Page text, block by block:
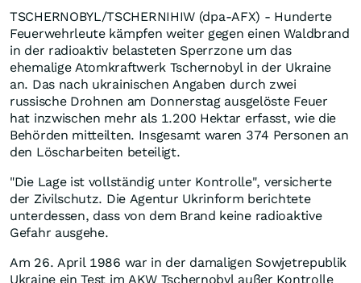
TSCHERNOBYL/TSCHERNIHIW (dpa-AFX) - Hunderte
Feuerwehrleute kämpfen weiter gegen einen Waldbrand
in der radioaktiv belasteten Sperrzone um das
ehemalige Atomkraftwerk Tschernobyl in der Ukraine
an. Das nach ukrainischen Angaben durch zwei
russische Drohnen am Donnerstag ausgelöste Feuer
hat inzwischen mehr als 1.200 Hektar erfasst, wie die
Behörden mitteilten. Insgesamt waren 374 Personen an
den Löscharbeiten beteiligt.
"Die Lage ist vollständig unter Kontrolle", versicherte
der Zivilschutz. Die Agentur Ukrinform berichtete
unterdessen, dass von dem Brand keine radioaktive
Gefahr ausgehe.
Am 26. April 1986 war in der damaligen Sowjetrepublik
Ukraine ein Test im AKW Tschernobyl außer Kontrolle